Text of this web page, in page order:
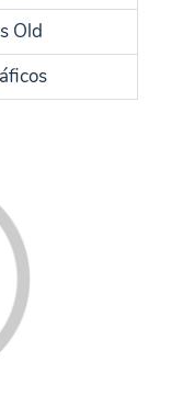
Old